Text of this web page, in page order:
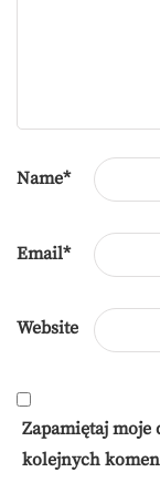
Name*
Email*
Website
Zapamiętaj moje
kolejnych